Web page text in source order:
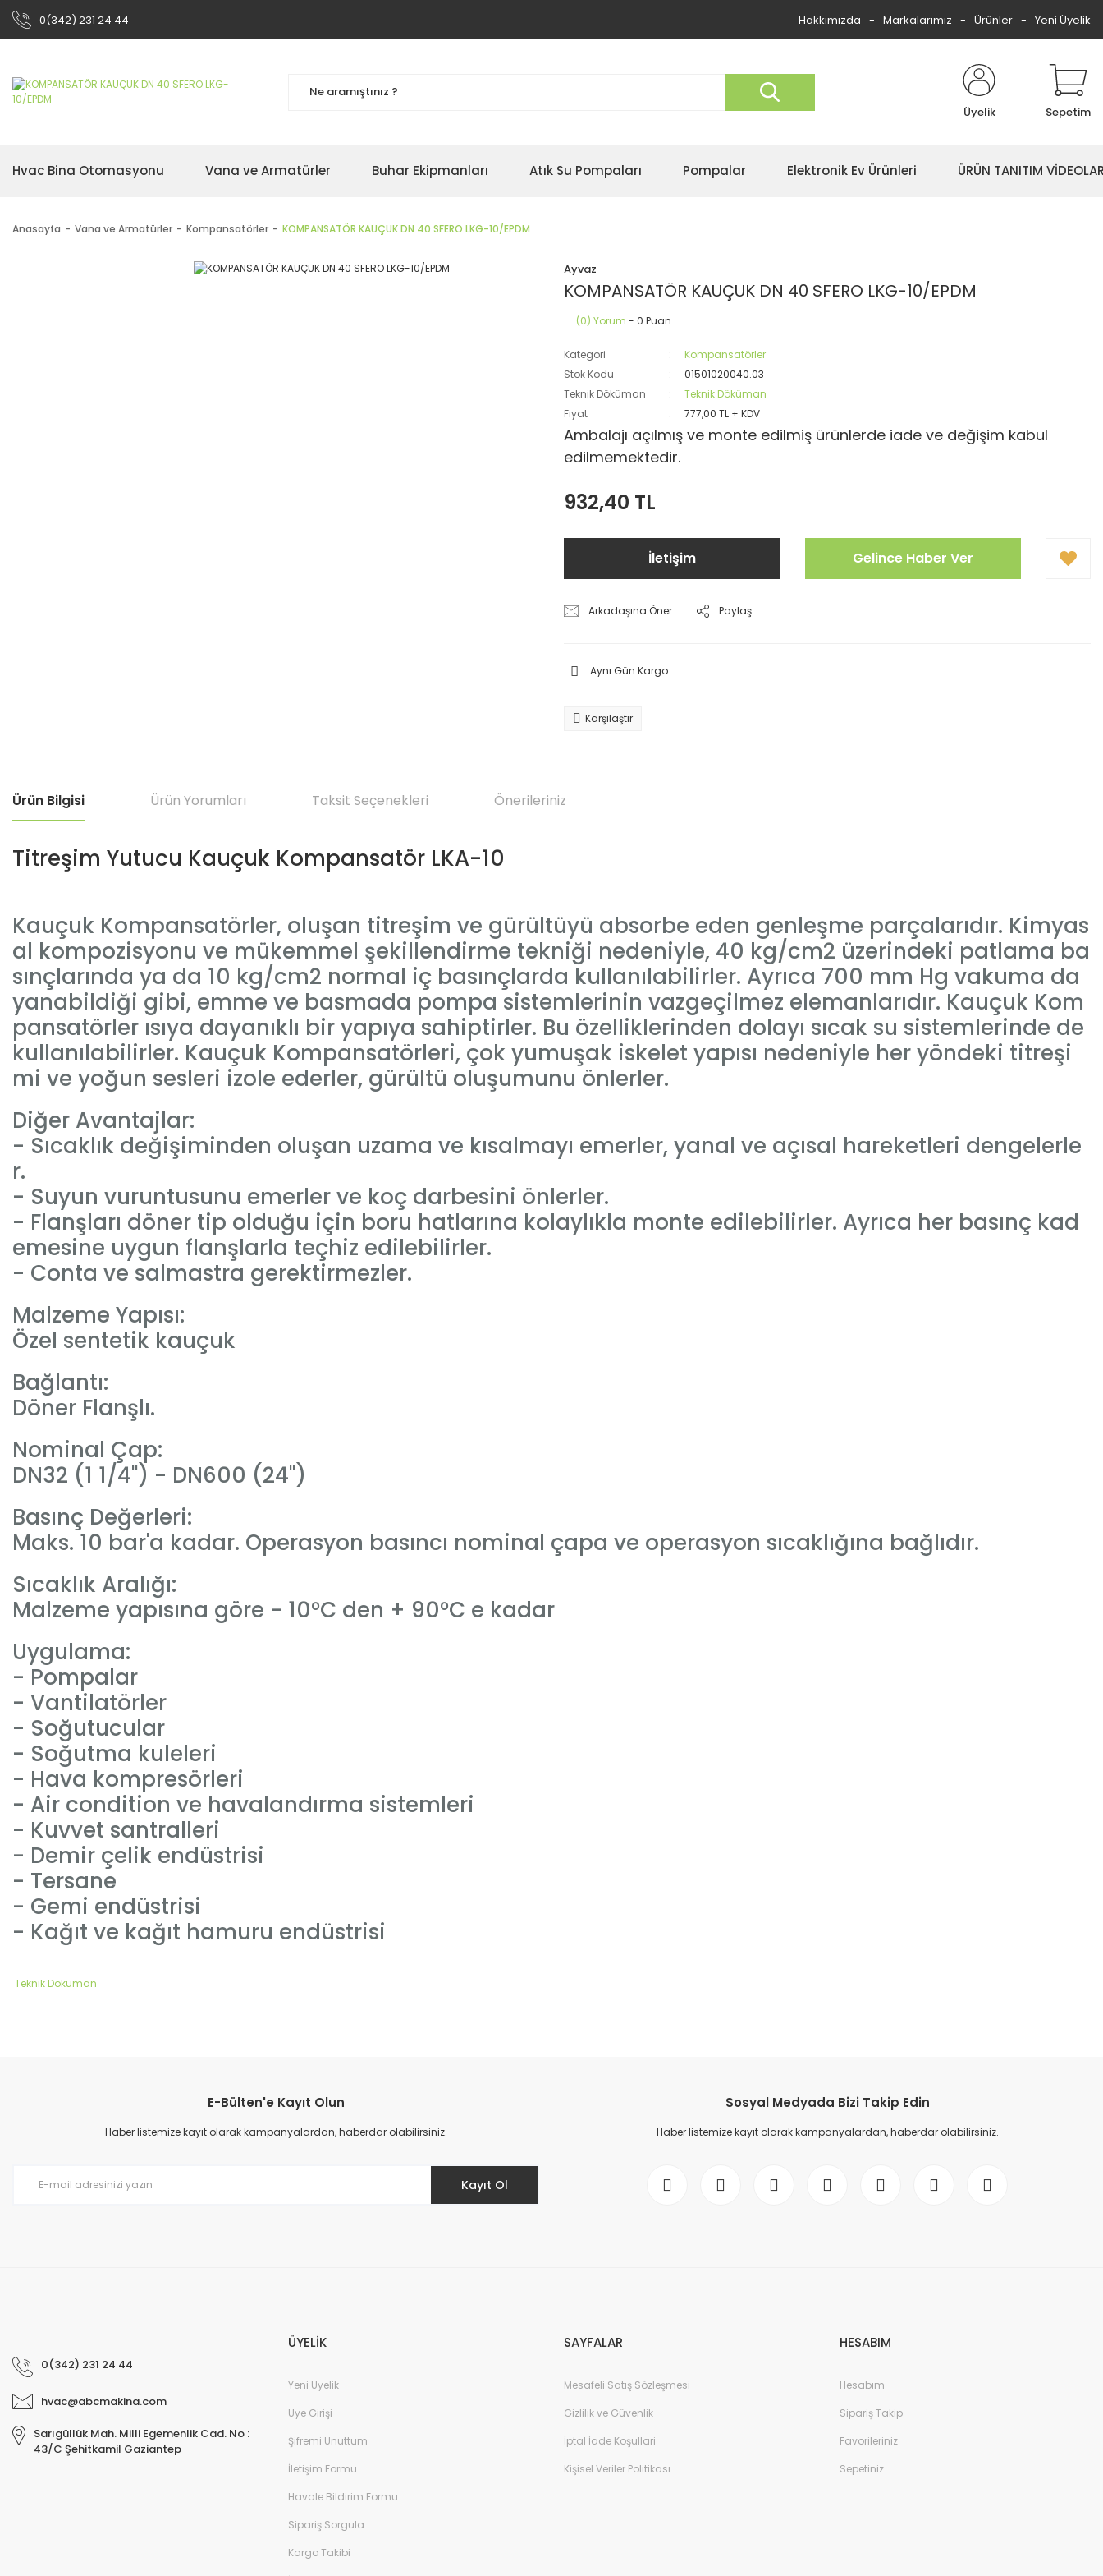
0(342) 231 24 44 Hakkımızda Markalarımız Ürünler Yeni Üyelik
Üyelik Sepetim
Hvac Bina Otomasyonu Vana ve Armatürler Buhar Ekipmanları Atık Su Pompaları Pompalar Elektronik Ev Ürünleri ÜRÜN TANITIM
Anasayfa Vana ve Armatürler Kompansatörler KOMPANSATÖR KAUÇUK DN 40 SFERO LKG-10/EPDM
Ayvaz
KOMPANSATÖR KAUÇUK DN 40 SFERO LKG-10/EPDM
(0) Yorum - 0 Puan
Kategori
Kompansatörler
Stok Kodu
01501020040.03
Teknik Döküman
Teknik Döküman
Fiyat
777,00 TL + KDV
Ambalajı açılmış ve monte edilmiş ürünlerde iade ve değişim kabul
edilmemektedir.
932,40 TL
İletişim Gelince Haber Ver
Arkadaşına Öner Paylaş
Aynı Gün Kargo
Karşılaştır
Ürün Bilgisi Ürün Yorumları Taksit Seçenekleri Önerileriniz
Titreşim Yutucu Kauçuk Kompansatör LKA-10
Kauçuk Kompansatörler, oluşan titreşim ve gürültüyü absorbe eden genleşme parçalarıdır. Kimyas
al kompozisyonu ve mükemmel şekillendirme tekniği nedeniyle, 40 kg/cm2 üzerindeki patlama ba
sınçlarında ya da 10 kg/cm2 normal iç basınçlarda kullanılabilirler. Ayrıca 700 mm Hg vakuma da
yanabildiği gibi, emme ve basmada pompa sistemlerinin vazgeçilmez elemanlarıdır. Kauçuk Kom
pansatörler ısıya dayanıklı bir yapıya sahiptirler. Bu özelliklerinden dolayı sıcak su sistemlerinde de
kullanılabilirler. Kauçuk Kompansatörleri, çok yumuşak iskelet yapısı nedeniyle her yöndeki titreşi
mi ve yoğun sesleri izole ederler, gürültü oluşumunu önlerler.
Diğer Avantajlar:
- Sıcaklık değişiminden oluşan uzama ve kısalmayı emerler, yanal ve açısal hareketleri dengelerle
r.
- Suyun vuruntusunu emerler ve koç darbesini önlerler.
- Flanşları döner tip olduğu için boru hatlarına kolaylıkla monte edilebilirler. Ayrıca her basınç kad
emesine uygun flanşlarla teçhiz edilebilirler.
- Conta ve salmastra gerektirmezler.
Malzeme Yapısı:
Özel sentetik kauçuk
Bağlantı:
Döner Flanşlı.
Nominal Çap:
DN32 (1 1/4") - DN600 (24")
Basınç Değerleri:
Maks. 10 bar'a kadar. Operasyon basıncı nominal çapa ve operasyon sıcaklığına bağlıdır.
Sıcaklık Aralığı:
Malzeme yapısına göre - 10°C den + 90°C e kadar
Uygulama:
- Pompalar
- Vantilatörler
- Soğutucular
- Soğutma kuleleri
- Hava kompresörleri
- Air condition ve havalandırma sistemleri
- Kuvvet santralleri
- Demir çelik endüstrisi
- Tersane
- Gemi endüstrisi
- Kağıt ve kağıt hamuru endüstrisi
Teknik Döküman
Ürün resmi kalitesiz, bozuk veya görüntülenemiyor.
Ürün açıklamasında eksik bilgiler bulunuyor.
E-Bülten'e Kayıt Olun
Haber listemize kayıt olarak kampanyalardan, haberdar olabilirsiniz.
Kayıt Ol
Sosyal Medyada Bizi Takip Edin
Haber listemize kayıt olarak kampanyalardan, haberdar olabilirsiniz.
0(342) 231 24 44
hvac@abcmakina.com
Sarıgüllük Mah. Milli Egemenlik Cad. No :
43/C Şehitkamil Gaziantep
ÜYELİK
Yeni Üyelik
Üye Girişi
Şifremi Unuttum
İletişim Formu
Havale Bildirim Formu
Sipariş Sorgula
Kargo Takibi
SAYFALAR
Mesafeli Satış Sözleşmesi
Gizlilik ve Güvenlik
İptal İade Koşullari
Kişisel Veriler Politikası
HESABIM
Hesabım
Sipariş Takip
Favorileriniz
Sepetiniz